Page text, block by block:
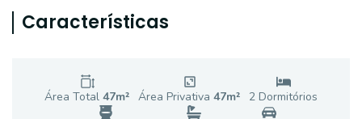
Características
Área Total 47m² Área Privativa 47m² 2 Dormitórios